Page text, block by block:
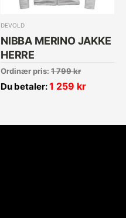
DEVOLD
NIBBA MERINO JAKKE
HERRE
Ordinær pris: 1 799kr
Du betaler:1 259 kr